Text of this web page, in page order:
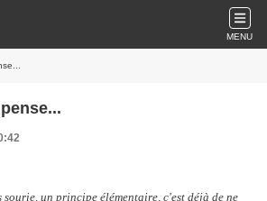
MENU
sourie, un principe élémentaire, c'est déjà de ne